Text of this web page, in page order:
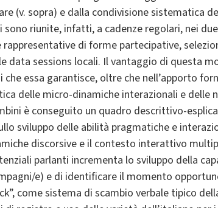
(v. sopra) e dalla condivisione sistematica
riunite, infatti, a cadenze regolari, nei
di forme partecipative,
data sessions locali. Il vantaggio di questa
essa garantisce, oltre che nell’apporto
delle micro-dinamiche interazionali e delle
è conseguito un quadro descrittivo-
sviluppo delle abilità pragmatiche e
discorsive e il contesto interattivo
parlanti incrementa lo sviluppo della
e) e di identificare il momento
come sistema di scambio verbale tipico